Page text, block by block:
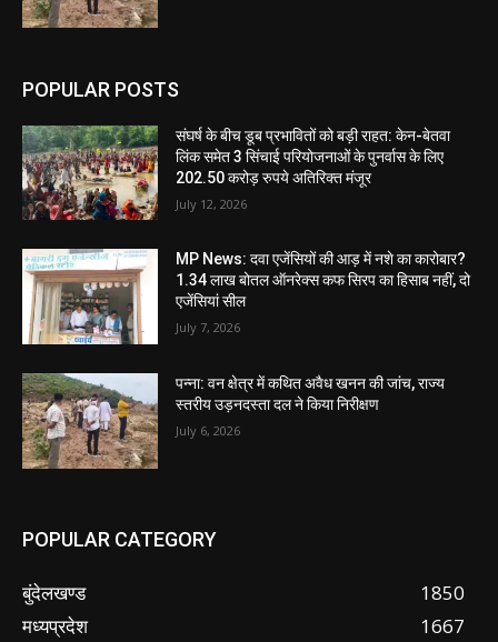
POPULAR POSTS
संघर्ष के बीच डूब प्रभावितों को बड़ी राहत: केन-बेतवा
लिंक समेत 3 सिंचाई परियोजनाओं के पुनर्वास के लिए
202.50 करोड़ रुपये अतिरिक्त मंजूर
July 12, 2026
MP News: दवा एजेंसियों की आड़ में नशे का कारोबार?
1.34 लाख बोतल ऑनरेक्स कफ सिरप का हिसाब नहीं, दो
एजेंसियां सील
July 7, 2026
पन्ना: वन क्षेत्र में कथित अवैध खनन की जांच, राज्य
स्तरीय उड़नदस्ता दल ने किया निरीक्षण
July 6, 2026
POPULAR CATEGORY
बुंदेलखण्ड
1850
मध्यप्रदेश
1667